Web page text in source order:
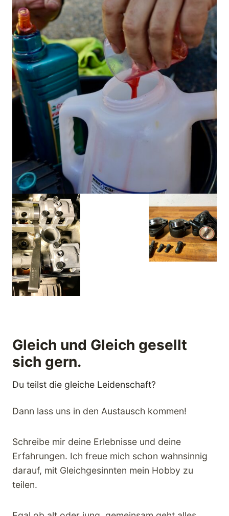
Gleich und Gleich gesellt
sich gern.
Du teilst die gleiche Leidenschaft?
Dann lass uns in den Austausch kommen!
Schreibe mir deine Erlebnisse und deine
Erfahrungen. Ich freue mich schon wahnsinnig
darauf, mit Gleichgesinnten mein Hobby zu
teilen.